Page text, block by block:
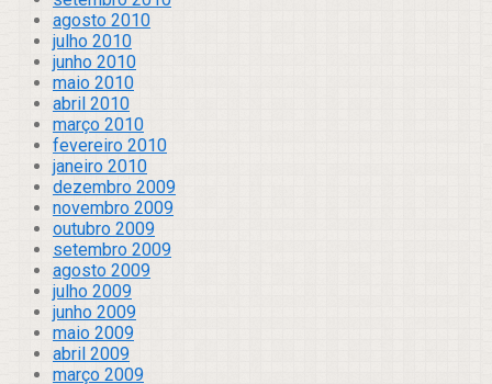
agosto 2010
julho 2010
junho 2010
maio 2010
abril 2010
março 2010
fevereiro 2010
janeiro 2010
dezembro 2009
novembro 2009
outubro 2009
setembro 2009
agosto 2009
julho 2009
junho 2009
maio 2009
abril 2009
março 2009